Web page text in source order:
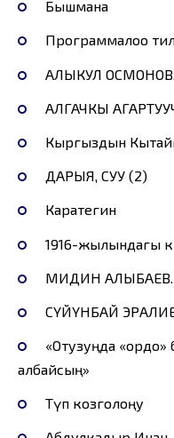
Бышмана
Программалоо
АЛЫКУЛ
АЛГАЧКЫ
Кыргыздын
ДАРЫЯ, СУУ (2)
Каратегин
1916-жылындагы
МИДИН
СҮЙҮНБАЙ
«Отузуңда
албайсың»
Түп козголоңу